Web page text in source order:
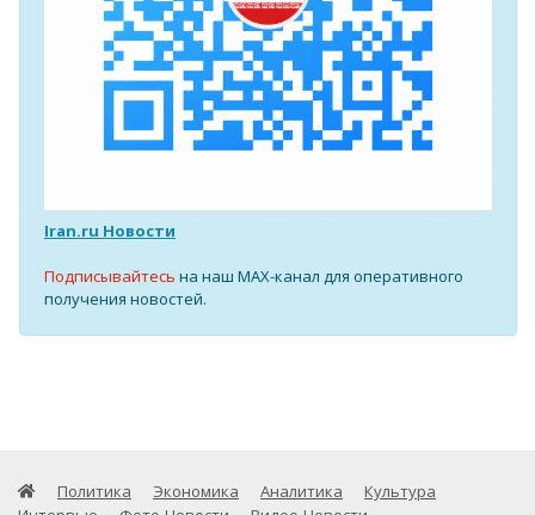
Iran.ru Новости
Подписывайтесь на наш MAX-канал для оперативного
получения новостей.
Политика Экономика Аналитика
Культура